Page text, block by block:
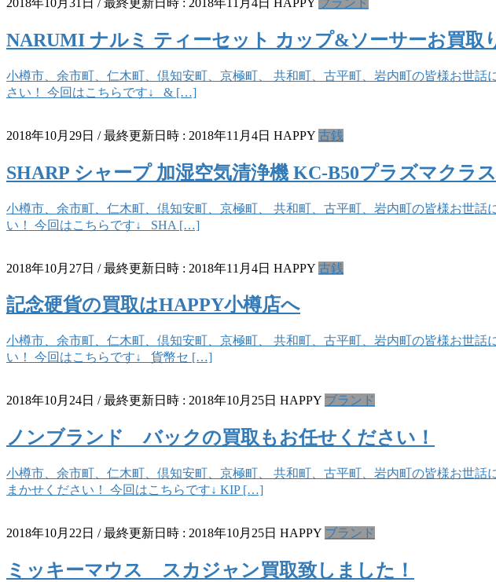
NARUMI ナルミ ティーセット カップ&ソーサーお買取
小樽市、余市町、仁木町、倶知安町、京極町、 共和町、古平町、岩内町の皆様お世
さい！ 今回はこちらです↓ & […]
2018年10月29日 / 最終更新日時 : 2018年11月4日 HAPPY 古銭
SHARP シャープ 加湿空気清浄機 KC-B50プラズマクラ
小樽市、余市町、仁木町、倶知安町、京極町、 共和町、古平町、岩内町の皆様お世
い！ 今回はこちらです↓ SHA […]
2018年10月27日 / 最終更新日時 : 2018年11月4日 HAPPY 古銭
記念硬貨の買取はHAPPY小樽店へ
小樽市、余市町、仁木町、倶知安町、京極町、 共和町、古平町、岩内町の皆様お世
い！ 今回はこちらです↓ 貨幣セ […]
2018年10月24日 / 最終更新日時 : 2018年10月25日 HAPPY ブランド
ノンブランド バックの買取もお任せください！
小樽市、余市町、仁木町、倶知安町、京極町、 共和町、古平町、岩内町の皆様お世
まかせください！ 今回はこちらです↓ KIP […]
2018年10月22日 / 最終更新日時 : 2018年10月25日 HAPPY ブランド
ミッキーマウス スカジャン買取致しました！